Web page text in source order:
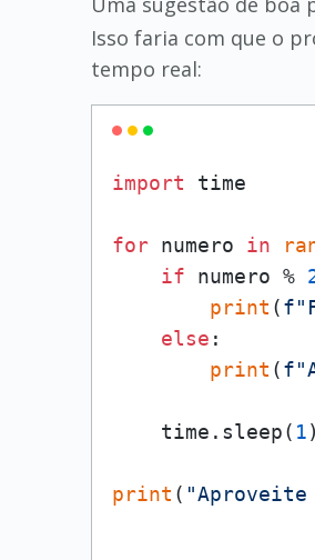
Isso faria com que o
tempo real:
import time
for numero in
if numero %
print (
else :
print (
    time.sleep(
1
print ( "Aproveite